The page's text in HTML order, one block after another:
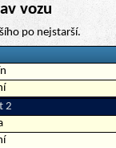
vozu
po nejstarší.
2